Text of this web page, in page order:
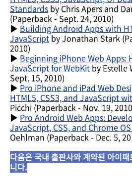
Standards by Chris Apers and
(Paperback- Sept. 24, 2010)
▶ Building Android Apps with
JavaScript by Jonathan Stark (
2010)
▶ Beginning iPhone Web Apps:
JavaScript for WebKit by Estelle
Sept. 15, 2010)
▶ Pro iPhone and iPad Web
HTML5, CSS3, and JavaScript
Picchi (Paperback- Nov. 19,
▶ Pro Android Web Apps:
JavaScript, CSS, and Chrome
Oehlman (Paperback- Dec. 5,
다음은 국내 출판사와 계약된 아이
니다.